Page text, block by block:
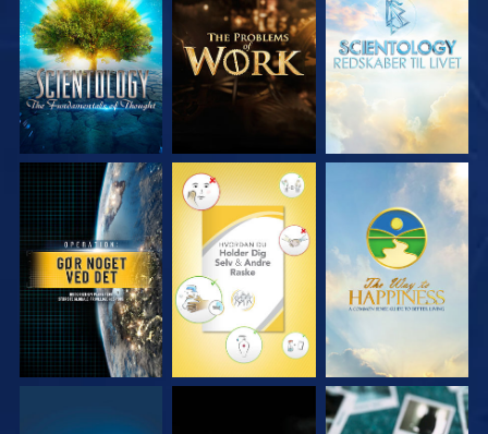
UDFORSK SERIEN UDFORSK SERIEN UDFORSK SERIEN
SE SE SE